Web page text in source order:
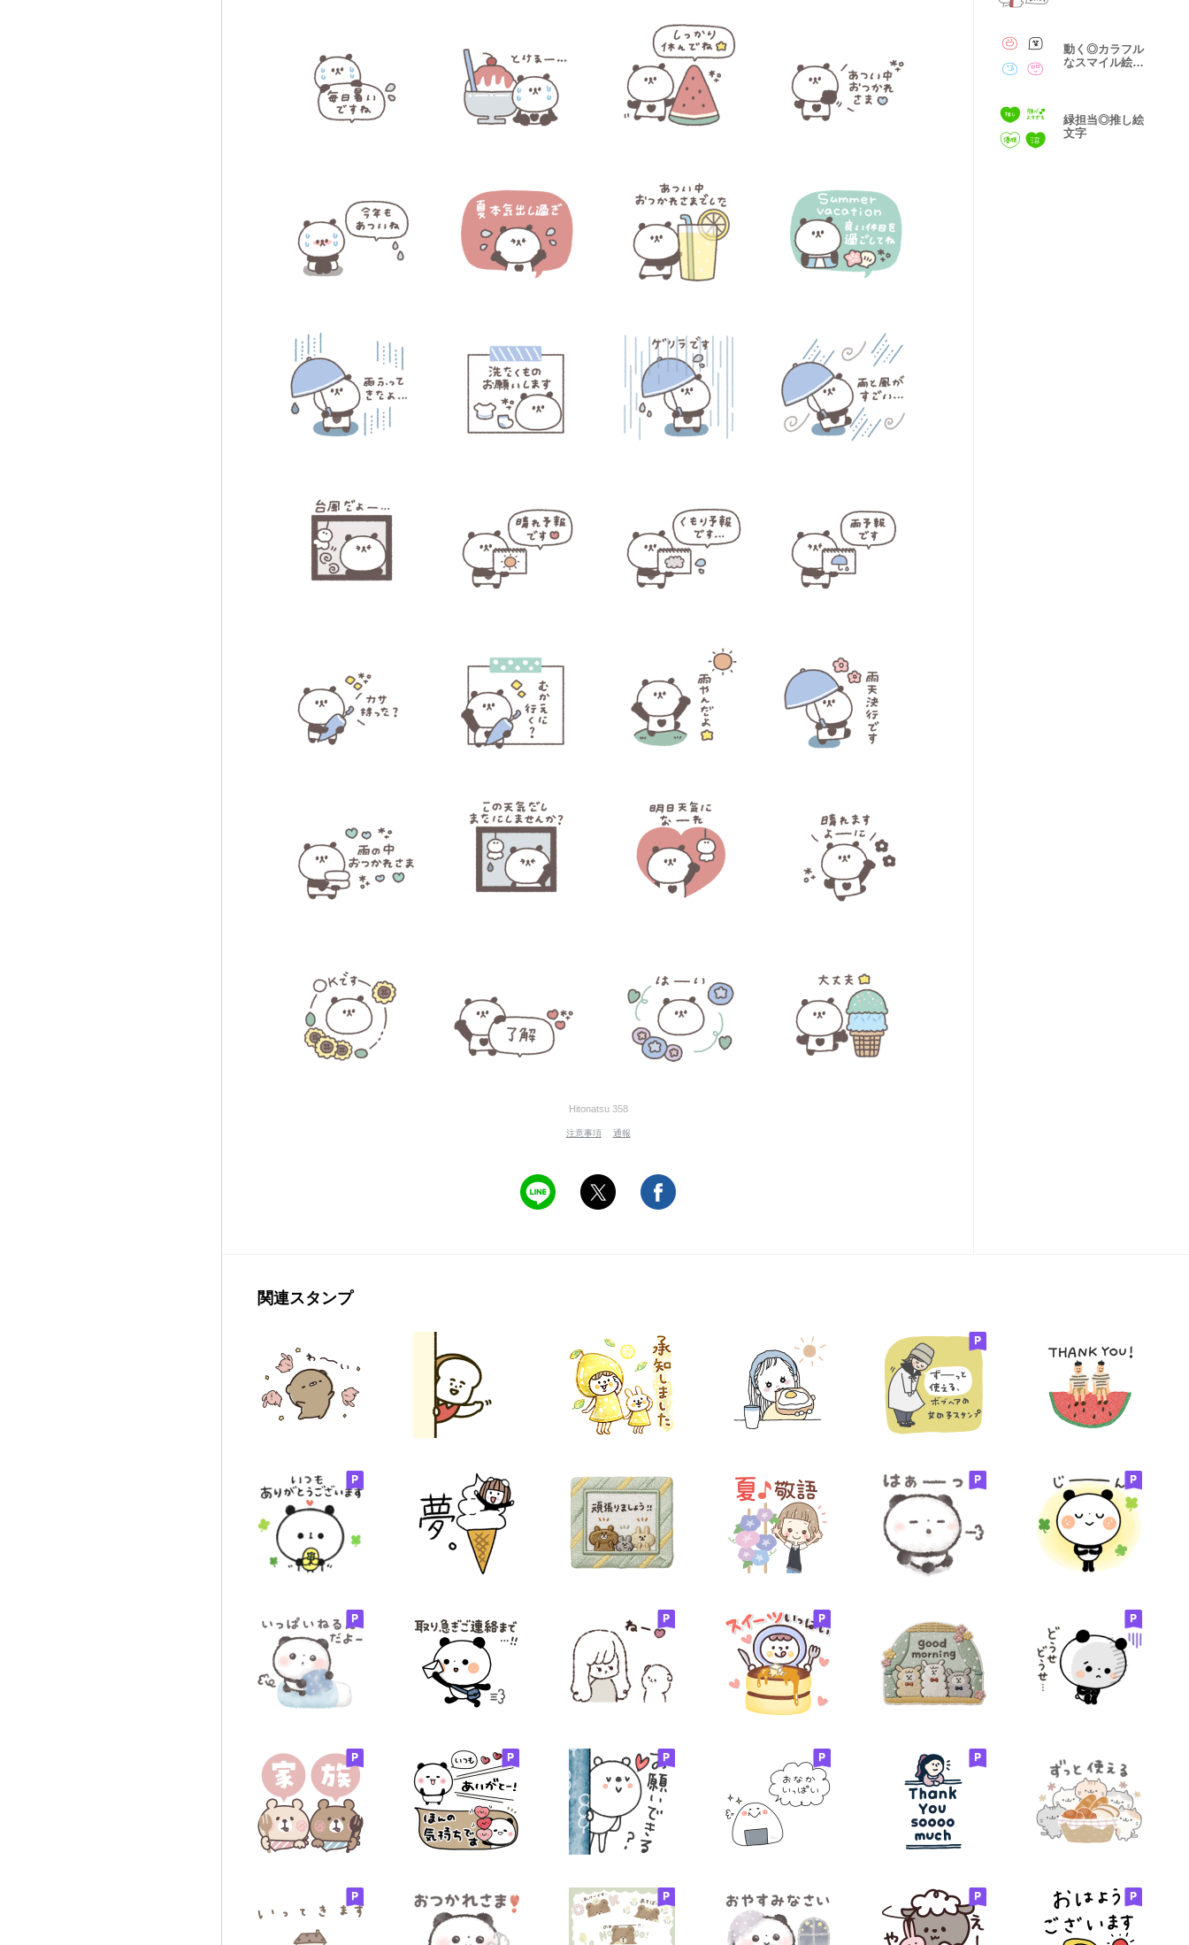
Hitonatsu 358
注意事項 通報
動く◎カラフル
なスマイル絵文
緑担当◎推し絵
文字
関連スタンプ